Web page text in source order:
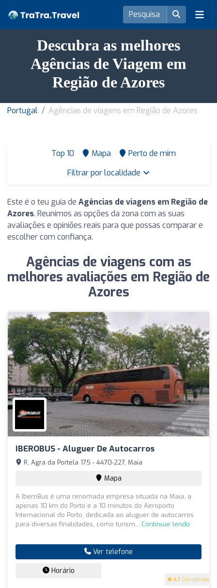
Descubra as melhores
Agências de Viagem em
Região de Azores
Portugal Agências de viagens em Região de Azores
Top 10 Mapa
Perto de mim
Filtrar por localidade
Este é o teu guia de Agências de viagens em Região de
Azores. Reunimos as opções da zona com as suas
avaliações e opiniões reais para que possas comparar e
escolher com confiança.
Agências de viagens com as
melhores avaliações em Região de
Azores
IBEROBUS - Aluguer De Autocarros
4.7 (44 opiniões)
R. Agra da Portela 175 - 4470-227, Maia
Mapa
A IberoBus é uma renomada empresa situada na Maia, a
apenas 10 km do Porto e a 10 minutos do Aeroporto
Internacional do Porto, dedicada ao aluguer de autocarros
para diversas finalidades, como turism... Continuar lendo
Ver telefone
Horário